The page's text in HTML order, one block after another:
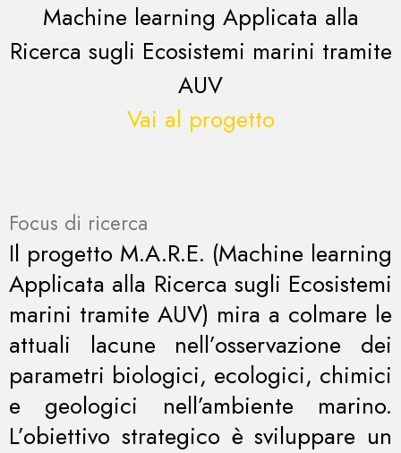
Machine learning Applicata alla
Ricerca sugli Ecosistemi marini tramite
AUV
Vai al progetto
Focus di ricerca
Il progetto M.A.R.E. (Machine learning
Applicata alla Ricerca sugli Ecosistemi
marini tramite AUV) mira a colmare le
attuali lacune nell’osservazione dei
parametri biologici, ecologici, chimici
e geologici nell’ambiente marino.
L’obiettivo strategico è sviluppare un